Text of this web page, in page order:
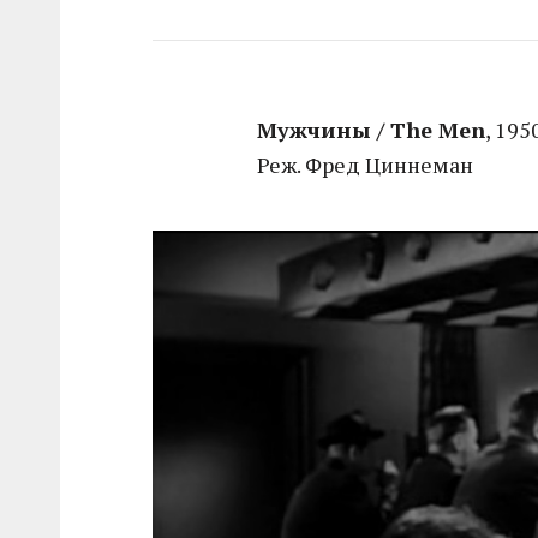
Мужчины / The Men,
Реж. Фред Циннеман